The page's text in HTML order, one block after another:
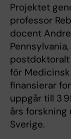
Projektet
professor
docent
postdoktoralt
för Medicinsk
finansierar
uppgår till 3
års forskning
Sverige.